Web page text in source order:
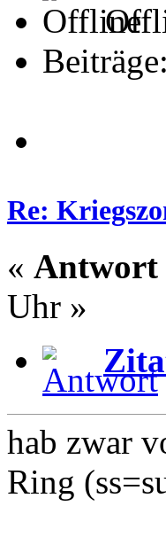
Re:
« Antwort
Uhr »
hab zwar
Ring